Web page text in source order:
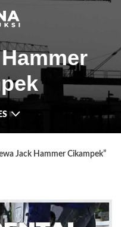
Jack Hammer Cikampek”